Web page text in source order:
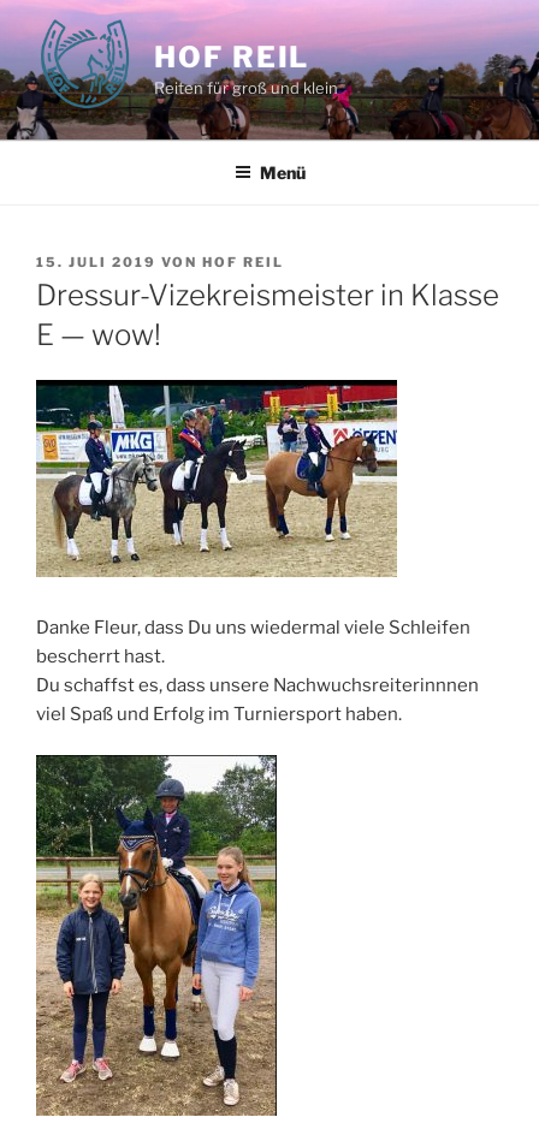
Zum
Inhalt
springen
HOF REIL
Reiten für groß und klein
Menü
VERÖFFENTLICHT
AM
15. JULI 2019 VON HOF REIL
Dressur-Vizekreismeister in Klasse
E — wow!
Danke Fleur, dass Du uns wiedermal viele Schleifen
bescherrt hast.
Du schaffst es, dass unsere Nachwuchsreiterinnnen
viel Spaß und Erfolg im Turniersport haben.